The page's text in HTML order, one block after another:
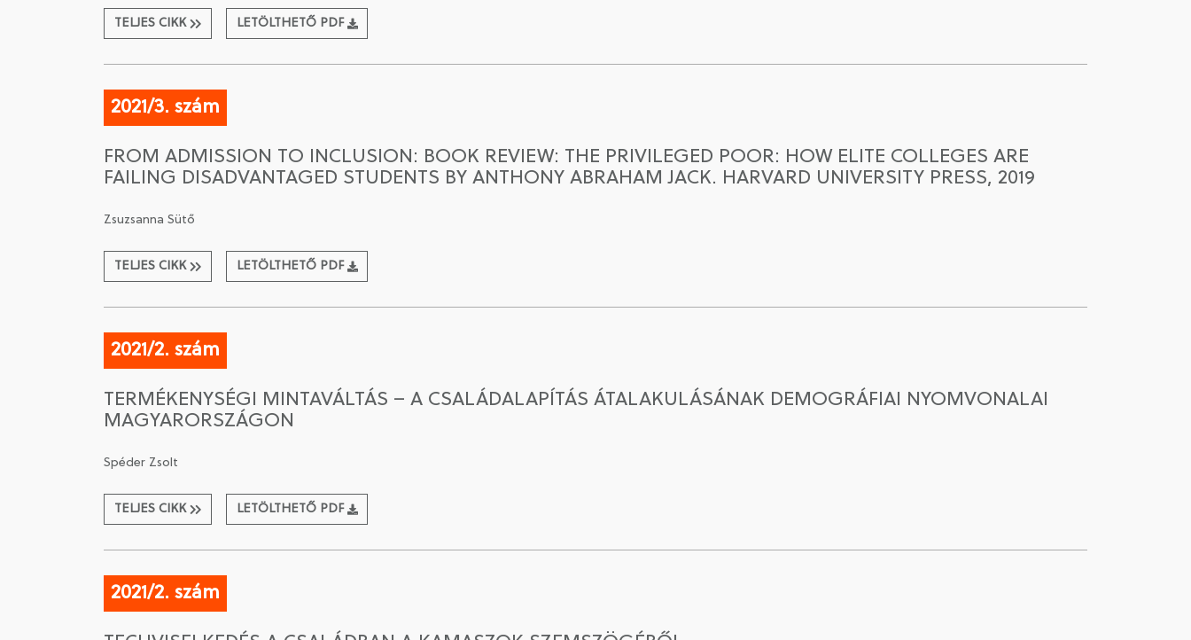
TELJES CIKK LETÖLTHETŐ PDF
2021/3. szám
FROM ADMISSION TO INCLUSION: BOOK REVIEW: THE PRIVILEGED POOR: HOW ELITE COLLEGES ARE
FAILING DISADVANTAGED STUDENTS BY ANTHONY ABRAHAM JACK. HARVARD UNIVERSITY PRESS, 2019
Zsuzsanna Sütő
TELJES CIKK LETÖLTHETŐ PDF
2021/2. szám
TERMÉKENYSÉGI MINTAVÁLTÁS – A CSALÁDALAPÍTÁS ÁTALAKULÁSÁNAK DEMOGRÁFIAI NYOMVONALAI
MAGYARORSZÁGON
Spéder Zsolt
TELJES CIKK LETÖLTHETŐ PDF
2021/2. szám